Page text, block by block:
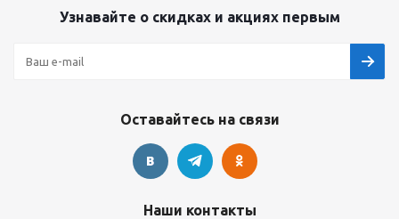
Узнавайте о скидках и акциях первым
Оставайтесь на связи
Наши контакты